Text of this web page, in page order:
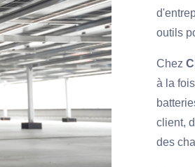
outils
Chez
à la
client,
des